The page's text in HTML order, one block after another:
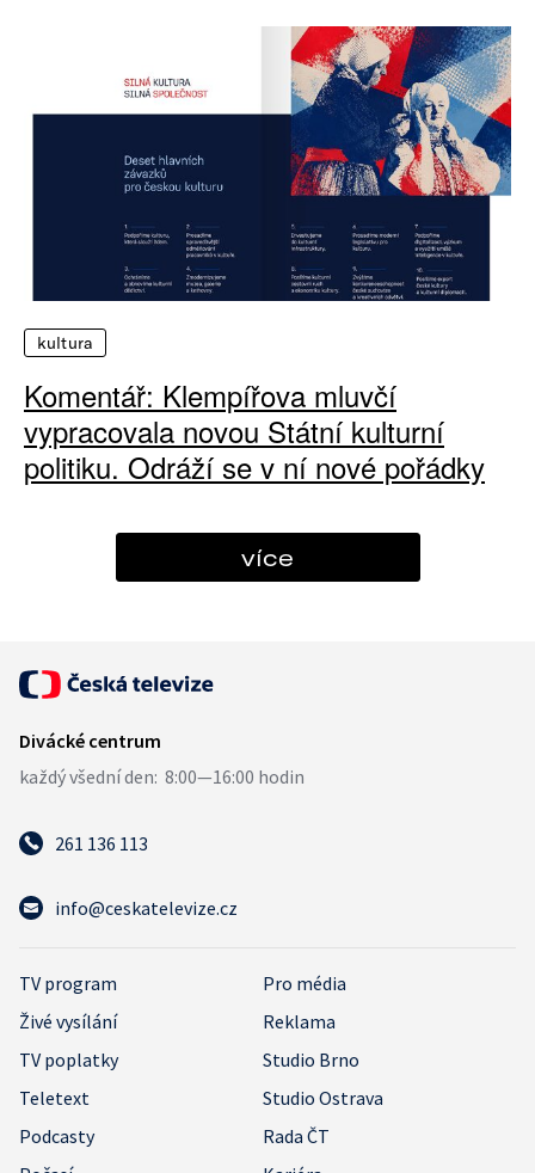
kultura
Komentář: Klempířova mluvčí
vypracovala novou Státní kulturní
politiku. Odráží se v ní nové pořádky
více
261 136 113
info@ceskatelevize.cz
TV program
Pro média
Živé vysílání
Reklama
TV poplatky
Studio Brno
Teletext
Studio Ostrava
Podcasty
Rada ČT